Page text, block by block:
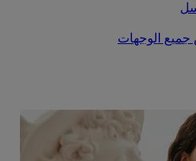
الوجهات